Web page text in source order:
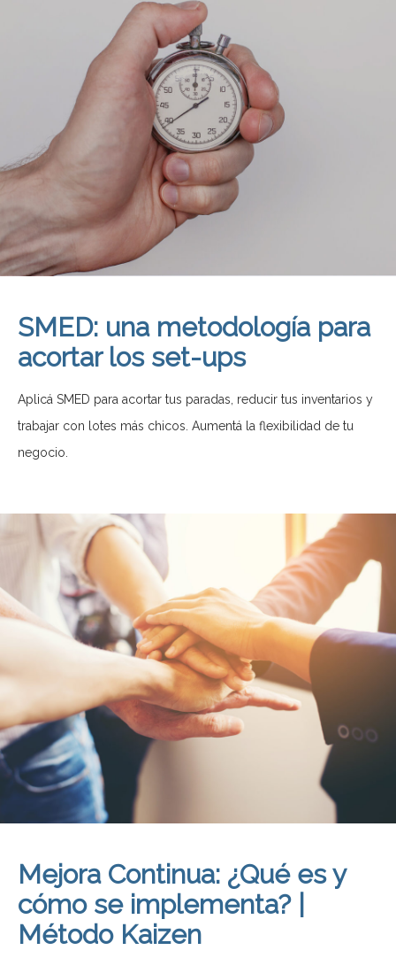
SMED: una metodología para
acortar los set-ups
Aplicá SMED para acortar tus paradas, reducir tus inventarios y
trabajar con lotes más chicos. Aumentá la flexibilidad de tu
negocio.
Mejora Continua: ¿Qué es y
cómo se implementa? |
Método Kaizen